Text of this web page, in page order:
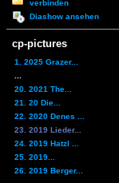
verbinden
Diashow ansehen
cp-pictures
1. 2025 Grazer...
20. 2021 The...
21. 20 Die...
22. 2020 Denes ...
23. 2019 Lieder...
24. 2019 Hatzl ...
25. 2019...
26. 2019 Berger...